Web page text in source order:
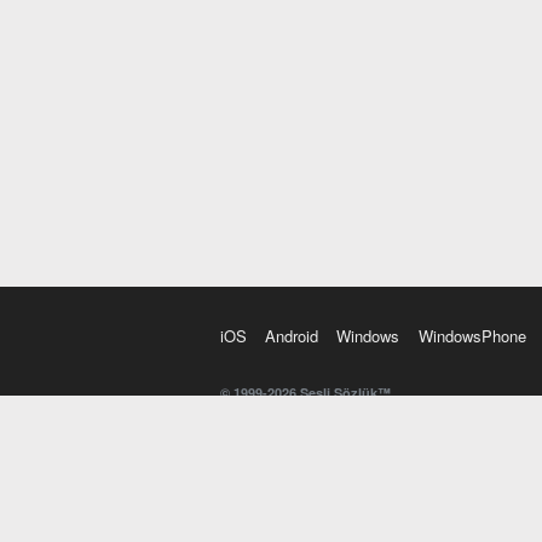
iOS Android Windows WindowsPhone
© 1999-2026 Sesli Sözlük™